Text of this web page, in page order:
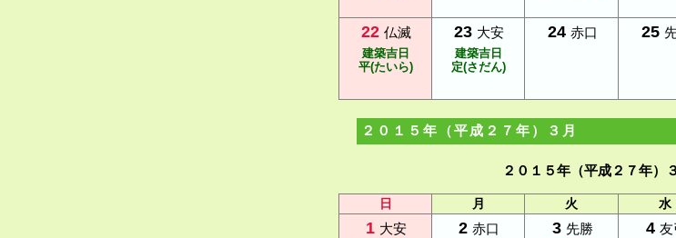
22 仏滅
建築吉日
平(たいら)
23 大安
建築吉日
定(さだん)
24 赤口 25
２０１５年（平成２７年）３月
２０１５年（平成２７年）
日 月 火 水
1 大安 2 赤口 3 先勝 4 友